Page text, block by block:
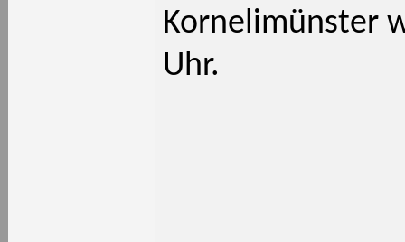
Kornelimünster
Uhr.